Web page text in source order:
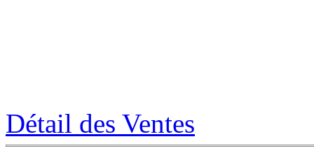
Détail des Ventes